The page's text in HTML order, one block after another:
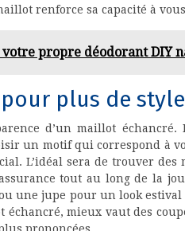
renforce sa capacité à
propre déodorant DIY
plus de style
d’un maillot
un motif qui correspond à
L’idéal sera de trouver
tout au long de la
une jupe pour un look
échancré, mieux vaut des
prononcées.